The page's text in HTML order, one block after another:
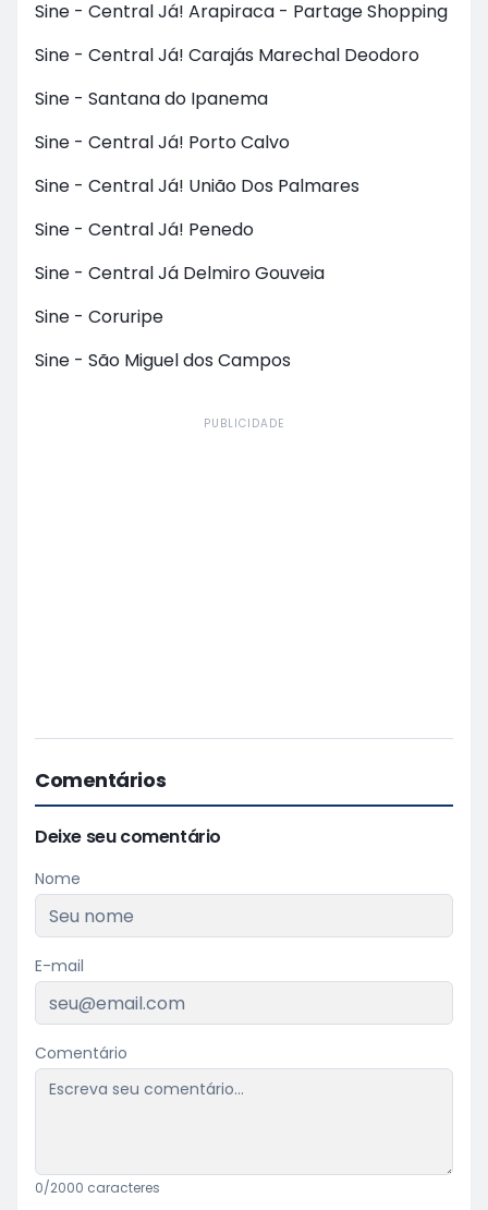
Sine - Central Já! Arapiraca - Partage Shopping
Sine - Central Já! Carajás Marechal Deodoro
Sine - Santana do Ipanema
Sine - Central Já! Porto Calvo
Sine - Central Já! União Dos Palmares
Sine - Central Já! Penedo
Sine - Central Já Delmiro Gouveia
Sine - Coruripe
Sine - São Miguel dos Campos
PUBLICIDADE
Comentários
Deixe seu comentário
Nome
E-mail
Comentário
0/2000 caracteres